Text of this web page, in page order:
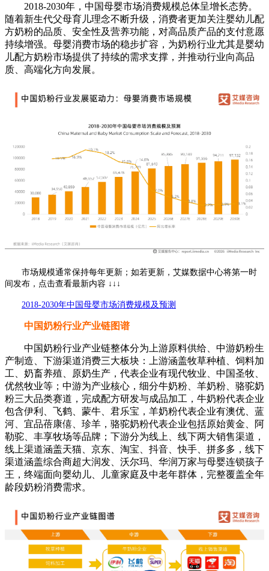
2018-2030年，中国母婴市场消费规模总体呈增长态势。
随着新生代父母育儿理念不断升级，消费者更加关注婴幼儿配
方奶粉的品质、安全性及营养功能，对高品质产品的支付意愿
持续增强。母婴消费市场的稳步扩容，为奶粉行业尤其是婴幼
儿配方奶粉市场提供了持续的需求支撑，并推动行业向高品
质、高端化方向发展。
市场规模通常保持每年更新；如若更新，艾媒数据中心将第一时
间发布，点击查看最新内容 ↓↓↓
2018-2030年中国母婴市场消费规模及预测
中国奶粉行业产业链图谱
中国奶粉行业产业链整体分为上游原料供给、中游奶粉生
产制造、下游渠道消费三大板块：上游涵盖牧草种植、饲料加
工、奶畜养殖、原奶生产，代表企业有现代牧业、中国圣牧、
优然牧业等；中游为产业核心，细分牛奶粉、羊奶粉、骆驼奶
粉三大品类赛道，完成配方研发与成品加工，牛奶粉代表企业
包含伊利、飞鹤、蒙牛、君乐宝，羊奶粉代表企业有澳优、蓝
河、宜品蓓康僖、珍羊，骆驼奶粉代表企业包括原始黄金、阿
勒驼、丰享牧场等品牌；下游分为线上、线下两大销售渠道，
线上渠道涵盖天猫、京东、淘宝、抖音、快手、拼多多，线下
渠道涵盖综合商超大润发、沃尔玛、华润万家与母婴连锁孩子
王，终端面向婴幼儿、儿童家庭及中老年群体，完整覆盖全年
龄段奶粉消费需求。